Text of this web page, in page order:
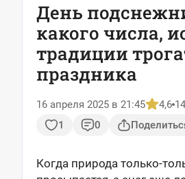
День
какого числа,
традиции
праздника
16 апреля 2025 в 21:45 4,6
1
0
Когда природа только-